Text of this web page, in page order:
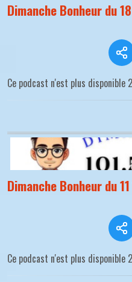
Dimanche Bonheur du
Ce podcast n'est plus
Dimanche Bonheur du
Ce podcast n'est plus